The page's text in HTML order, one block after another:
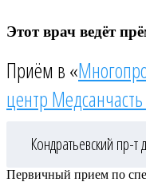
Этот врач ведёт
Приём в «
центр
Кондратьевский пр-т
Первичный прием по